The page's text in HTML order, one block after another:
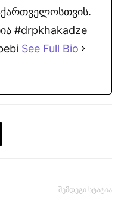
#drpkhakadze
See Full Bio
შემდეგი სტატია